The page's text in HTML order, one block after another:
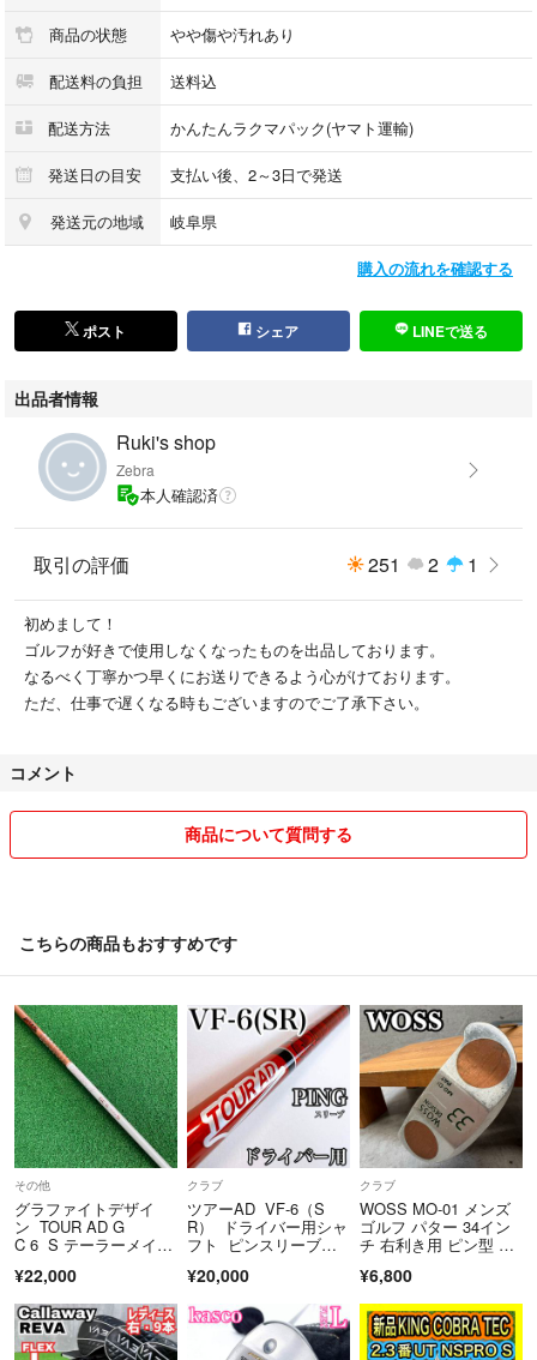
【スペック】
長さ：約46～46.5インチ
※ヘッド装着時、尚使用するヘッドやスリーブによって多少変わります
※シャフト長のご希望があればご指定の長さでカットいたします。ご希望
がない場合は現状の長さのままお送り致します。（現状のシャフトの長さ
キックポイント：中調子
グリップ：新品グリップ
スリーブ ： 各メーカー スリーブ付 （画像2枚目のスリーブ）
認願います。
※中古品になりますので、商品の状態にご理解をいただける方のみ購入を
ご検討いただきますようお願い致します。
※スリーブは純正品ではありませんが、一般的な工房で使用されている高
品質な材料を使用した純正同等品です。
がない場合は現状の長さのままお送り致します。
（画像2枚目以外のスリーブでも対応なものもございます。ご入札前に質
問欄にてご確認願います。）
分からない事が御座いましたらお気軽にご質問下さい。
タイトリスト
ブリヂストン
プロギア
ホンマ
商品の状態 やや傷や汚れあり
配送料の負担 送料込
配送方法 かんたんラクマパック(ヤマト運輸)
発送日の目安 支払い後、2～3日で発送
発送元の地域 岐阜県
購入の流れを確認する
ポスト シェア LINEで送る
出品者情報
Ruki's shop
Zebra
本人確認済
取引の評価 251 2 1
初めまして！
ゴルフが好きで使用しなくなったものを出品しております。
なるべく丁寧かつ早くにお送りできるよう心がけております。
ただ、仕事で遅くなる時もございますのでご了承下さい。
コメント
商品について質問する
こちらの商品もおすすめです
その他
グラファイトデザイ
ン TOUR AD G
C 6 S テーラーメイド
¥22,000
クラブ
ツアーAD VF-6（S
R） ドライバー用シャ
フト ピンスリーブ／P
¥20,000
クラブ
WOSS MO-01 メンズ
ゴルフ パター 34イン
チ 右利き用 ピン型 ク
¥6,800